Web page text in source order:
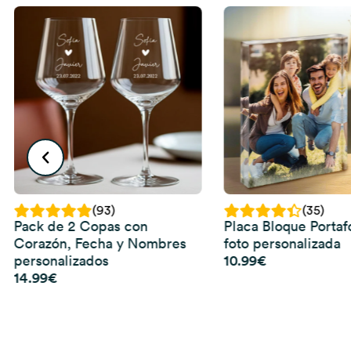
(93)
Pack de 2 Copas con
Corazón, Fecha y Nombres
personalizados
14.99€
(35)
Placa Bloque
foto personalizada
10.99€